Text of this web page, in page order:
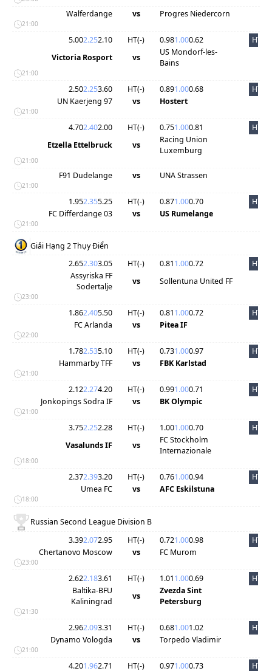
Walferdange vs Progres Niedercorn
21:00
5.002.252.10 HT(-) 0.981.000.62
HT
Victoria Rosport
vs
US Mondorf-les-
Bains
21:00
2.502.253.60 HT(-) 0.891.000.68
HT
UN Kaerjeng 97
vs Hostert
21:00
4.702.402.00 HT(-) 0.751.000.81
HT
Etzella Ettelbruck
vs
Racing Union
Luxemburg
21:00
F91 Dudelange vs UNA Strassen
21:00
1.952.355.25 HT(-) 0.871.000.70
HT
FC Differdange 03
vs US Rumelange
21:00
Giải Hạng 2 Thụy Điển
2.652.303.05 HT(-) 0.811.000.72
HT
Assyriska FF
Sodertalje
vs Sollentuna United FF
23:00
1.862.405.50 HT(-) 0.811.000.72
HT
FC Arlanda
vs Pitea IF
22:00
1.782.535.10 HT(-) 0.731.000.97
HT
Hammarby TFF
vs FBK Karlstad
21:00
2.122.274.20 HT(-) 0.991.000.71
HT
Jonkopings Sodra IF
vs BK Olympic
21:00
3.752.252.28 HT(-) 1.001.000.70
HT
Vasalunds IF
vs
FC Stockholm
Internazionale
18:00
2.372.393.20 HT(-) 0.761.000.94
HT
Umea FC
vs AFC Eskilstuna
18:00
Russian Second League Division B
3.392.072.95 HT(-) 0.721.000.98
HT
Chertanovo Moscow
vs FC Murom
23:00
2.622.183.61 HT(-) 1.011.000.69
HT
Baltika-BFU
Kaliningrad
vs
Zvezda Sint
Petersburg
21:30
2.962.093.31 HT(-) 0.681.001.02
HT
Dynamo Vologda
vs Torpedo Vladimir
21:00
4.201.962.71 HT(-) 0.971.000.73
HT